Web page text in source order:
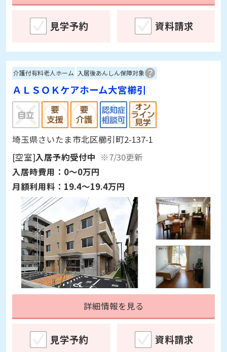
見学予約 資料請求
介護付有料老人ホーム 入居後あんしん保障対象
ＡＬＳＯＫケアホーム大宮櫛引
埼玉県さいたま市北区櫛引町2-137-1
[空室]入居予約受付中 ※7/30更新
入居時費用： 0～0万円
月額利用料： 19.4～19.4万円
詳細情報を見る
見学予約 資料請求